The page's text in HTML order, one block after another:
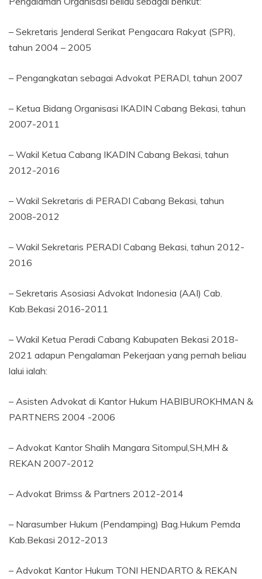
– Sekretaris Jenderal Serikat Pengacara Rakyat (SPR),
tahun 2004 – 2005
– Pengangkatan sebagai Advokat PERADI, tahun 2007
– Ketua Bidang Organisasi IKADIN Cabang Bekasi, tahun
2007-2011
– Wakil Ketua Cabang IKADIN Cabang Bekasi, tahun
2012-2016
– Wakil Sekretaris di PERADI Cabang Bekasi, tahun
2008-2012
– Wakil Sekretaris PERADI Cabang Bekasi, tahun 2012-
2016
– Sekretaris Asosiasi Advokat Indonesia (AAI) Cab.
Kab.Bekasi 2016-2011
– Wakil Ketua Peradi Cabang Kabupaten Bekasi 2018-
2021 adapun Pengalaman Pekerjaan yang pernah beliau
lalui ialah:
– Asisten Advokat di Kantor Hukum HABIBUROKHMAN &
PARTNERS 2004 -2006
– Advokat Kantor Shalih Mangara Sitompul,SH,MH &
REKAN 2007-2012
– Advokat Brimss & Partners 2012-2014
– Narasumber Hukum (Pendamping) Bag.Hukum Pemda
Kab.Bekasi 2012-2013
– Advokat Kantor Hukum TONI HENDARTO & REKAN